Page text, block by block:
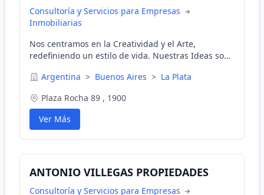
Consultoría y Servicios para Empresas
Inmobiliarias
Nos centramos en la Creatividad y el Arte,
redefiniendo un estilo de vida. Nuestras Ideas son
Argentina > Buenos Aires > La Plata
Plaza Rocha 89 , 1900
Ver Más
ANTONIO VILLEGAS PROPIEDADES
Consultoría y Servicios para Empresas